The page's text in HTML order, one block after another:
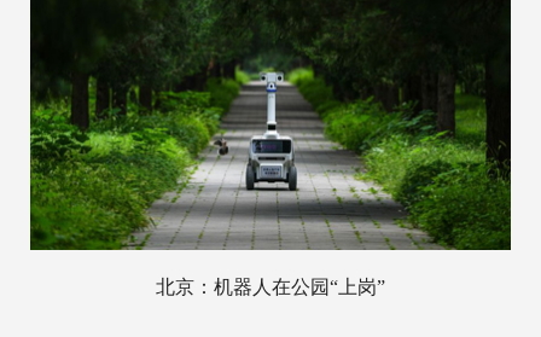
北京：机器人在公园“上岗”